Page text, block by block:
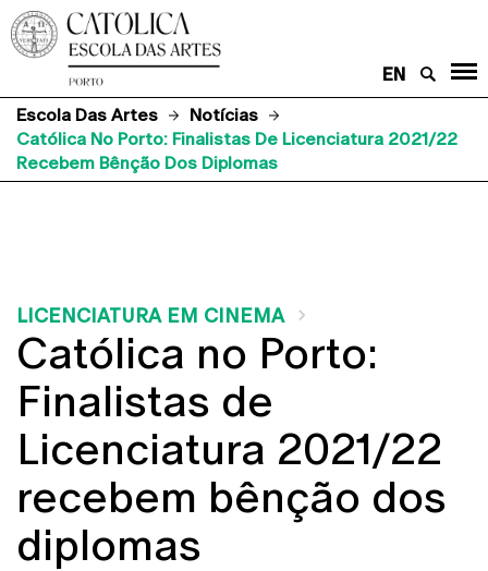
EN
Escola Das Artes
Notícias
Católica No Porto: Finalistas De Licenciatura 2021/22
Recebem Bênção Dos Diplomas
LICENCIATURA EM CINEMA
Católica no Porto:
Finalistas de
Licenciatura 2021/22
recebem bênção dos
diplomas